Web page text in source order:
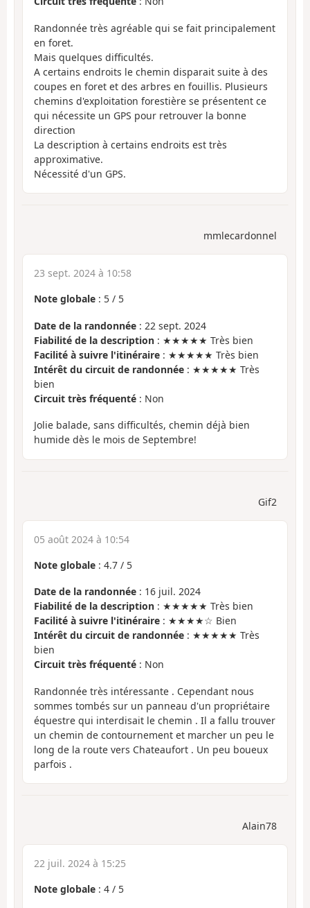
Randonnée très agréable qui se fait principalement
en foret.
Mais quelques difficultés.
A certains endroits le chemin disparait suite à des
coupes en foret et des arbres en fouillis. Plusieurs
chemins d'exploitation forestière se présentent ce
qui nécessite un GPS pour retrouver la bonne
direction
La description à certains endroits est très
approximative.
Nécessité d'un GPS.
mmlecardonnel
23 sept. 2024 à 10:58
Note globale : 5 / 5
Date de la randonnée : 22 sept. 2024
Fiabilité de la description : ★★★★★ Très bien
Facilité à suivre l'itinéraire : ★★★★★ Très bien
Intérêt du circuit de randonnée : ★★★★★ Très
bien
Circuit très fréquenté : Non
Jolie balade, sans difficultés, chemin déjà bien
humide dès le mois de Septembre!
Gif2
05 août 2024 à 10:54
Note globale : 4.7 / 5
Date de la randonnée : 16 juil. 2024
Fiabilité de la description : ★★★★★ Très bien
Facilité à suivre l'itinéraire : ★★★★☆ Bien
Intérêt du circuit de randonnée : ★★★★★ Très
bien
Circuit très fréquenté : Non
Randonnée très intéressante . Cependant nous
sommes tombés sur un panneau d'un propriétaire
équestre qui interdisait le chemin . Il a fallu trouver
un chemin de contournement et marcher un peu le
long de la route vers Chateaufort . Un peu boueux
parfois .
Alain78
22 juil. 2024 à 15:25
Note globale : 4 / 5